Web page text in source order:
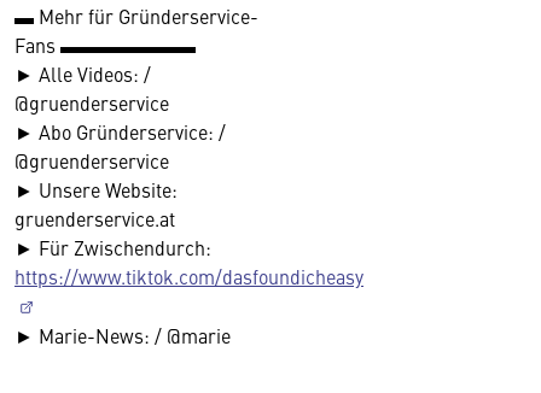
▬ Mehr für Gründerservice-
Fans ▬▬▬▬▬▬▬
► Alle Videos: /
@gruenderservice
► Abo Gründerservice: /
@gruenderservice
► Unsere Website:
gruenderservice.at
► Für Zwischendurch:
https://www.tiktok.com/dasfoundicheasy
► Marie-News: / @marie